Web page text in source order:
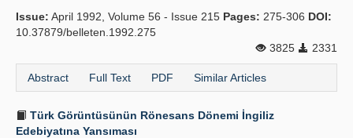
Issue: April 1992, Volume 56 - Issue 215 Pages: 275-306 DOI:
10.37879/belleten.1992.275
3825
2331
Abstract Full Text PDF Similar Articles
Türk Görüntüsünün Rönesans Dönemi İngiliz
Edebiyatına Yansıması